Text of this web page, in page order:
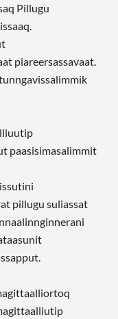
Pillugu
piareersassavaat.
paasisimasalimmit
pillugu suliassat